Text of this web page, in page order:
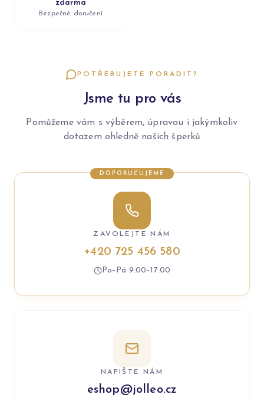
zdarma
Bezpečné doručení
POTŘEBUJETE PORADIT?
Jsme tu pro vás
Pomůžeme vám s výběrem, úpravou i jakýmkoliv
dotazem ohledně našich šperků
DOPORUČUJEME
ZAVOLEJTE NÁM
+420 725 456 580
Po–Pá 9:00–17:00
NAPIŠTE NÁM
eshop@jolleo.cz